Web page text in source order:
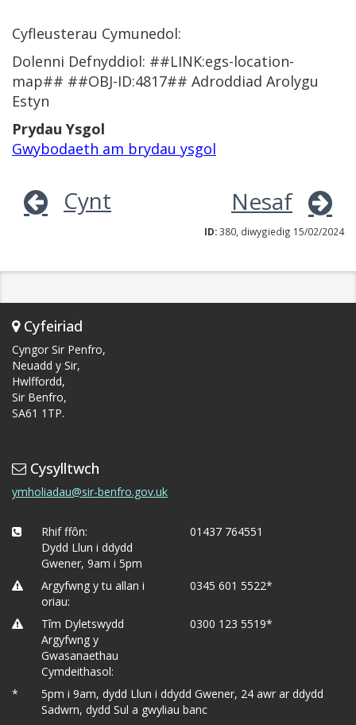
Cyfleusterau Cymunedol:
Dolenni Defnyddiol: ##LINK:egs-location-
map## ##OBJ-ID:4817## Adroddiad Arolygu
Estyn
Prydau Ysgol
Gwybodaeth am brydau ysgol
Cynt Nesaf
ID:380, diwygiedig 15/02/2024
Cyfeiriad
Cyngor Sir Penfro,
Neuadd y Sir,
Hwlffordd,
Sir Benfro,
SA61 1TP.
Cysylltwch
ymholiadau@sir-benfro.gov.uk
Rhif ffôn:
Dydd Llun i ddydd
Gwener, 9am i 5pm
01437 764551
Argyfwng y tu allan i
oriau:
0345 601 5522*
Tîm Dyletswydd
Argyfwng y
Gwasanaethau
Cymdeithasol:
0300 123 5519*
*
5pm i 9am, dydd Llun i ddydd Gwener, 24 awr ar ddydd
Sadwrn, dydd Sul a gwyliau banc